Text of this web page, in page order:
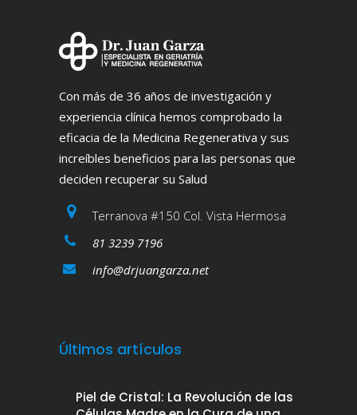
Con más de 36 años de investigación y
experiencia clínica hemos comprobado la
eficacia de la Medicina Regenerativa y sus
increíbles beneficios para las personas que
deciden recuperar su Salud
Terranova #150 Col. Vista Hermosa
81 3239 7196
info@drjuangarza.net
Últimos artículos
Piel de Cristal: La Revolución de las